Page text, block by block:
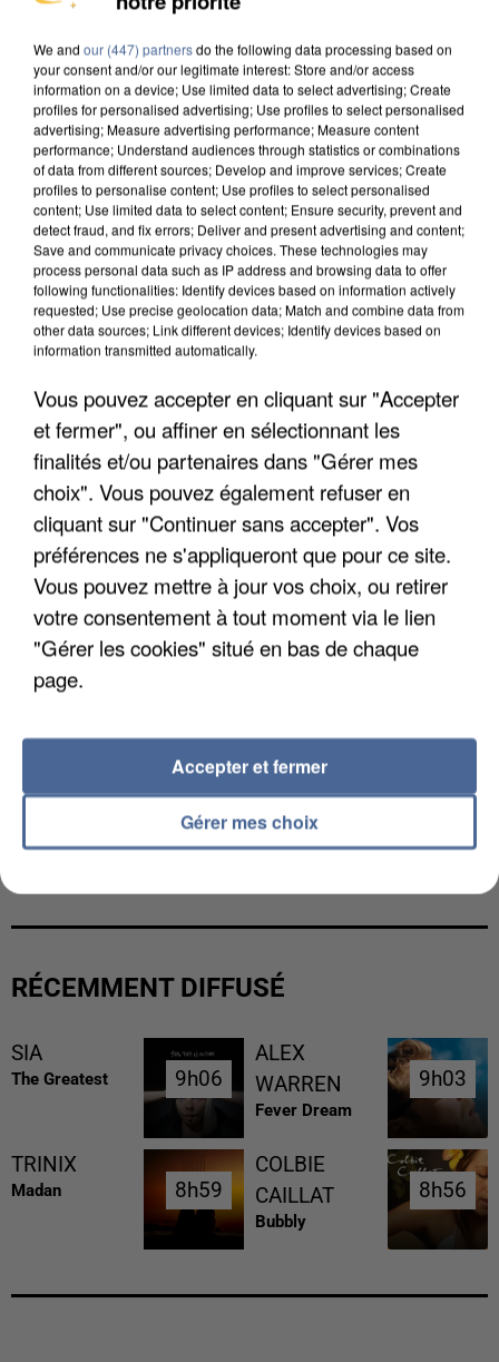
DE SOLIDARITÉ AVEC LES...
APRÈS TOUTES CES CANICULES, LES REFUGES
DE FAUNE SAUVAGE SONT...
L’UN DES FONDATEURS SUPPOSÉS DE LA DZ
RÉCEMMENT DIFFUSÉ
SIA
The Greatest 9h06
9h06
ALEX
WARREN
Fever Dream
9h03
9h03
TRINIX
Madan 8h59
8h59
COLBIE
CAILLAT
Bubbly
8h56
8h56
We and our (447) partnersdo the following data processing based on
your consent and/or our legitimate interest: Store and/or access
information on a device; Use limited data to select advertising; Create
profiles for personalised advertising; Use profiles to select personalised
advertising; Measure advertising performance; Measure content
performance; Understand audiences through statistics or combinations
of data from different sources; Develop and improve services; Create
profiles to personalise content; Use profiles to select personalised
content; Use limited data to select content; Ensure security, prevent and
detect fraud, and fix errors; Deliver and present advertising and content;
Save and communicate privacy choices. These technologies may
process personal data such as IP address and browsing data to offer
following functionalities: Identify devices based on information actively
requested; Use precise geolocation data; Match and combine data from
other data sources; Link different devices; Identify devices based on
information transmitted automatically.
Vous pouvez accepter en cliquant sur "Accepter
et fermer", ou affiner en sélectionnant les
finalités et/ou partenaires dans "Gérer mes
choix". Vous pouvez également refuser en
cliquant sur "Continuer sans accepter". Vos
préférences ne s'appliqueront que pour ce site.
Vous pouvez mettre à jour vos choix, ou retirer
votre consentement à tout moment via le lien
"Gérer les cookies" situé en bas de chaque
page.
Gérer mes choix
Accepter et fermer